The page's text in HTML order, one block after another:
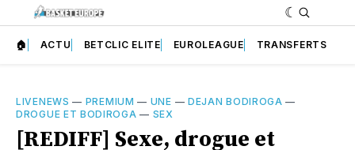
🏠 ACTU BETCLIC ELITE EUROLEAGUE TRANSFERTS
LIVENEWS — PREMIUM — UNE — DEJAN BODIROGA —
DROGUE ET BODIROGA — SEX
[REDIFF] Sexe, drogue et